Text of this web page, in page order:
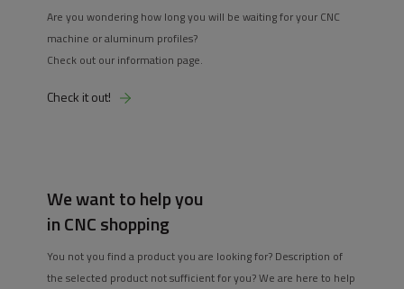
Are you wondering how long you will be waiting for your CNC
machine or aluminum profiles?
Check out our information page.
Check it out!
We want to help you
in CNC shopping
You not you find a product you are looking for? Description of
the selected product not sufficient for you? We are here to help